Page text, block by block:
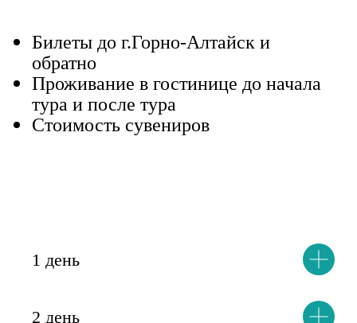
Билеты до г.Горно-Алтайск и
обратно
Проживание в гостинице до начала
тура и после тура
Стоимость сувениров
1 день
2 день